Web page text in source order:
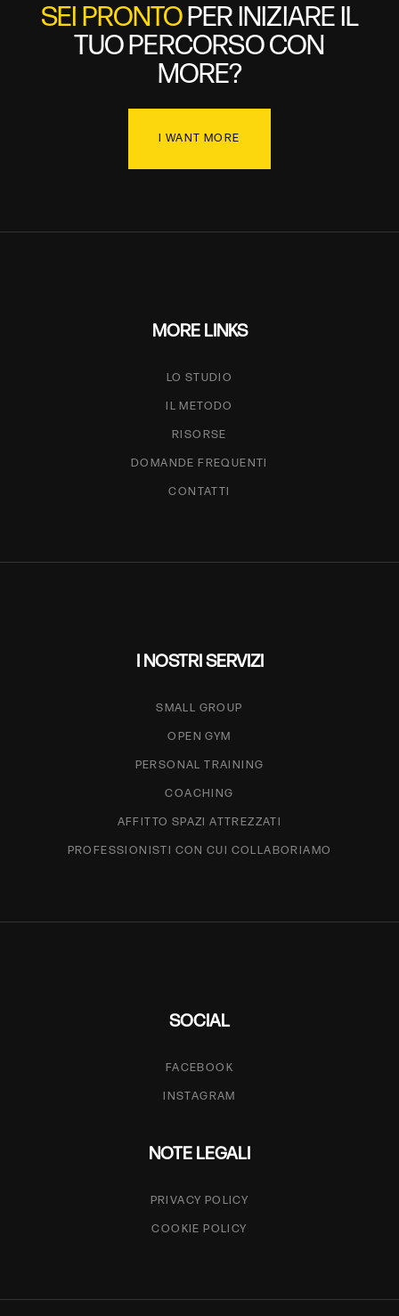
SEI PRONTOPER INIZIARE IL
TUO PERCORSO CON
MORE?
I WANT MORE
MORE LINKS
LO STUDIO
IL METODO
RISORSE
DOMANDE FREQUENTI
CONTATTI
I NOSTRI SERVIZI
SMALL GROUP
OPEN GYM
PERSONAL TRAINING
COACHING
AFFITTO SPAZI ATTREZZATI
PROFESSIONISTI CON CUI COLLABORIAMO
SOCIAL
FACEBOOK
INSTAGRAM
NOTE LEGALI
PRIVACY POLICY
COOKIE POLICY